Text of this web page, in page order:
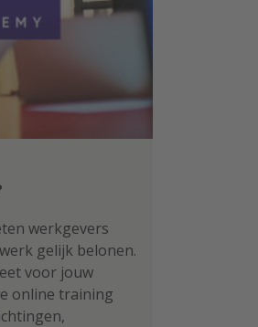
werkgevers
gelijk belonen.
voor jouw
online training